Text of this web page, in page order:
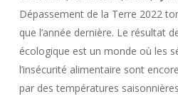
Dépassement de la Terre 2022
que l’année dernière. Le résultat
écologique est un monde où les
l’insécurité alimentaire sont
par des températures